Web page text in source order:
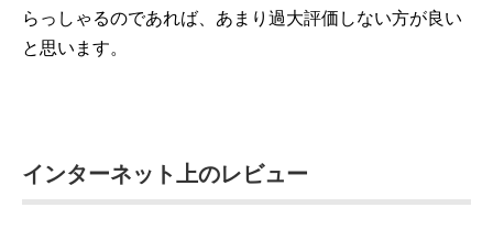
らっしゃるのであれば、あまり過大評価しない方が良い
と思います。
インターネット上のレビュー